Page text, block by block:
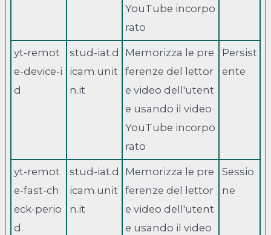
YouTube incorpo
rato
yt-remot
e-device-i
d
stud-iat.d
icam.unit
n.it
Memorizza le pre
ferenze del lettor
e video dell'utent
e usando il video
YouTube incorpo
rato
Persist
ente
yt-remot
e-fast-ch
eck-perio
d
stud-iat.d
icam.unit
n.it
Memorizza le pre
ferenze del lettor
e video dell'utent
e usando il video
Sessio
ne